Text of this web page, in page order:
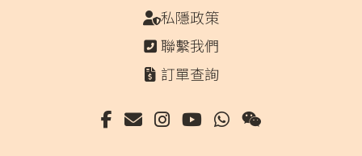
私隱政策
聯繫我們
訂單查詢